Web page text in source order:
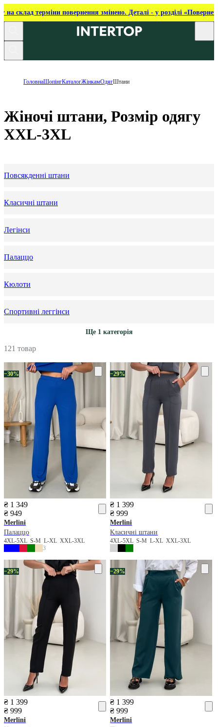
на склад терміни повернення змінено. Деталі - у розділі
ГоловнаШопінгКаталогЖінкамОдягШтани
Жіночі штани, Розмір одягу
XXL-3XL
Повсякденні штани
Класичні штани
Легінси
Палаццо
Кюлоти
Спортивні леггінси
Ще 1 категорія
121 товар
−30%
₴ 1 349
₴ 949
Merlini
Палаццо
4XL-5XL S-M L-XL XXL-3XL
3
−29%
₴ 1 399
₴ 999
Merlini
Класичні штани
4XL-5XLS-ML-XLXXL-3XL
−29%
₴ 1 399
₴ 999
Merlini
−29%
₴ 1 399
₴ 999
Merlini